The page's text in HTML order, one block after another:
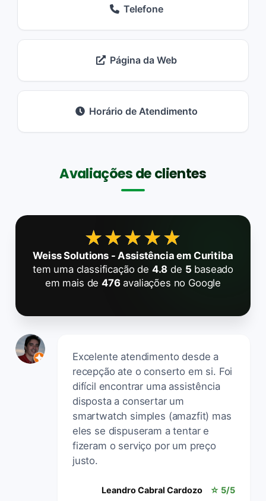
Telefone
Página da Web
Horário de Atendimento
Avaliações de clientes
★★★★★
★★★★★
Weiss Solutions - Assistência em Curitiba
tem uma classificação de 4.8 de 5 baseado
em mais de476avaliações no Google
Excelente atendimento desde a
recepção ate o conserto em si. Foi
difícil encontrar uma assistência
disposta a consertar um
smartwatch simples (amazfit) mas
eles se dispuseram a tentar e
fizeram o serviço por um preço
justo.
Leandro Cabral Cardozo ☆ 5/5